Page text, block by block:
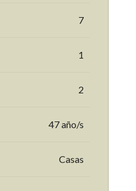
7
1
2
47 año/s
Casas